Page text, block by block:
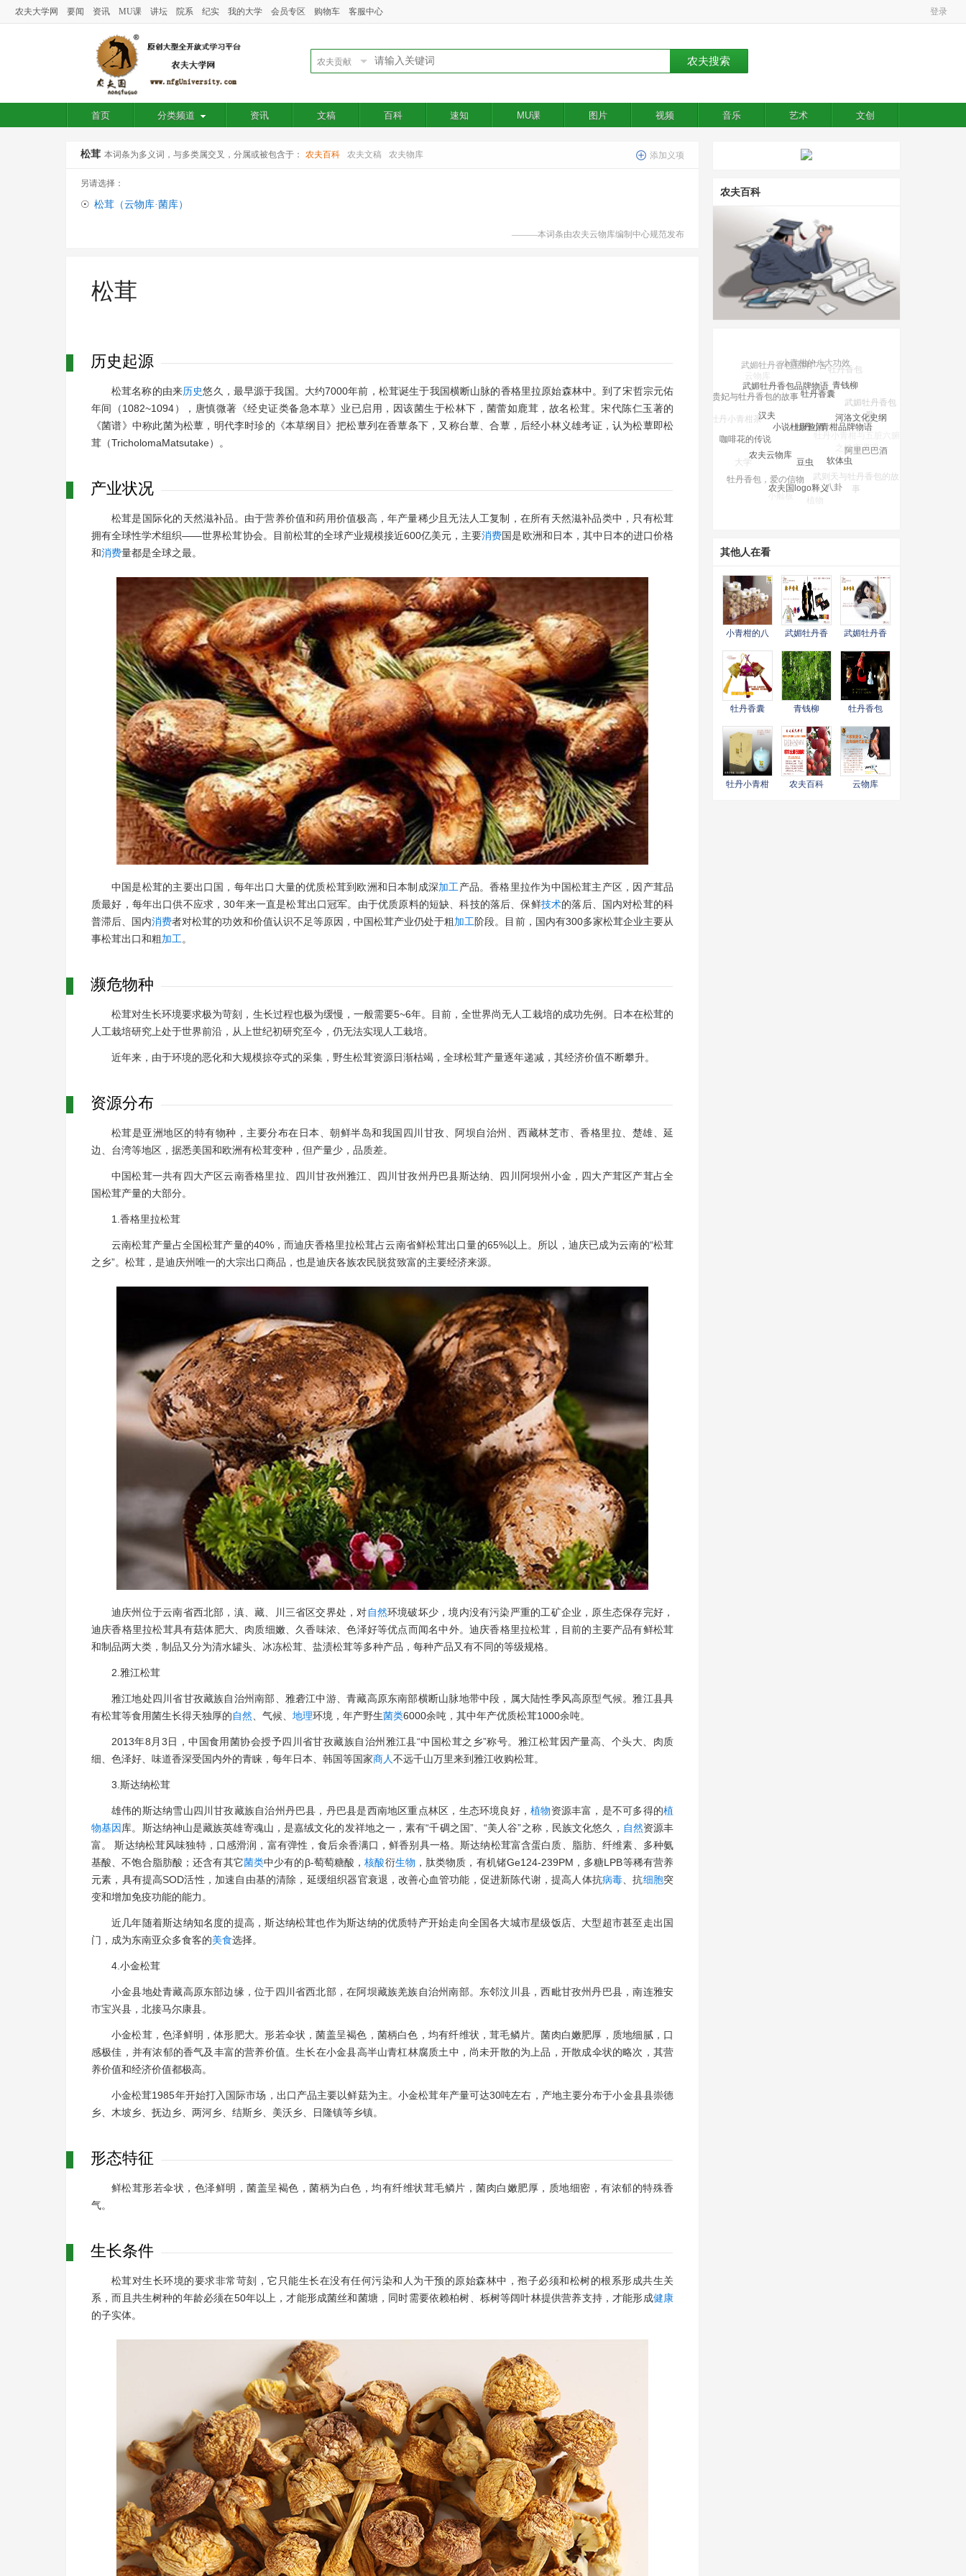
农夫大学网 要闻 资讯 MU课 讲坛 院系 纪实 我的大学 会员专区 购物车 客服中心 登录
首页 分类频道 资讯 文稿 百科 速知 MU课 图片 视频 音乐 艺术 文创
松茸 本词条为多义词，与多类属交叉，分属或被包含于： 农夫百科 农夫文稿 农夫物库 添加义项
另请选择：
☉ 松茸（云物库·菌库）
———本词条由农夫云物库编制中心规范发布
松茸
历史起源
松茸名称的由来历史悠久，最早源于我国。大约7000年前，松茸诞生于我国横断山脉的香格里拉原始森林中。到了宋哲宗元佑
年间（1082~1094），唐慎微著《经史证类备急本草》业已启用，因该菌生于松林下，菌蕾如鹿茸，故名松茸。宋代陈仁玉著的
《菌谱》中称此菌为松蕈，明代李时珍的《本草纲目》把松蕈列在香蕈条下，又称台蕈、合蕈，后经小林义雄考证，认为松蕈即松
茸（TricholomaMatsutake）。
产业状况
松茸是国际化的天然滋补品。由于营养价值和药用价值极高，年产量稀少且无法人工复制，在所有天然滋补品类中，只有松茸
拥有全球性学术组织——世界松茸协会。目前松茸的全球产业规模接近600亿美元，主要消费国是欧洲和日本，其中日本的进口价格
和消费量都是全球之最。
中国是松茸的主要出口国，每年出口大量的优质松茸到欧洲和日本制成深加工产品。香格里拉作为中国松茸主产区，因产茸品
质最好，每年出口供不应求，30年来一直是松茸出口冠军。由于优质原料的短缺、科技的落后、保鲜技术的落后、国内对松茸的科
普滞后、国内消费者对松茸的功效和价值认识不足等原因，中国松茸产业仍处于粗加工阶段。目前，国内有300多家松茸企业主要从
事松茸出口和粗加工。
濒危物种
松茸对生长环境要求极为苛刻，生长过程也极为缓慢，一般需要5~6年。目前，全世界尚无人工栽培的成功先例。日本在松茸的
人工栽培研究上处于世界前沿，从上世纪初研究至今，仍无法实现人工栽培。
近年来，由于环境的恶化和大规模掠夺式的采集，野生松茸资源日渐枯竭，全球松茸产量逐年递减，其经济价值不断攀升。
资源分布
松茸是亚洲地区的特有物种，主要分布在日本、朝鲜半岛和我国四川甘孜、阿坝自治州、西藏林芝市、香格里拉、楚雄、延
边、台湾等地区，据悉美国和欧洲有松茸变种，但产量少，品质差。
中国松茸一共有四大产区云南香格里拉、四川甘孜州雅江、四川甘孜州丹巴县斯达纳、四川阿坝州小金，四大产茸区产茸占全
国松茸产量的大部分。
1.香格里拉松茸
云南松茸产量占全国松茸产量的40%，而迪庆香格里拉松茸占云南省鲜松茸出口量的65%以上。所以，迪庆已成为云南的“松茸
之乡”。松茸，是迪庆州唯一的大宗出口商品，也是迪庆各族农民脱贫致富的主要经济来源。
迪庆州位于云南省西北部，滇、藏、川三省区交界处，对自然环境破坏少，境内没有污染严重的工矿企业，原生态保存完好，
迪庆香格里拉松茸具有菇体肥大、肉质细嫩、久香味浓、色泽好等优点而闻名中外。迪庆香格里拉松茸，目前的主要产品有鲜松茸
和制品两大类，制品又分为清水罐头、冰冻松茸、盐渍松茸等多种产品，每种产品又有不同的等级规格。
2.雅江松茸
雅江地处四川省甘孜藏族自治州南部、雅砻江中游、青藏高原东南部横断山脉地带中段，属大陆性季风高原型气候。雅江县具
有松茸等食用菌生长得天独厚的自然 、气候、 地理环境，年产野生菌类6000余吨，其中年产优质松茸1000余吨。
2013年8月3日，中国食用菌协会授予四川省甘孜藏族自治州雅江县“中国松茸之乡”称号。雅江松茸因产量高、个头大、肉质
细、色泽好、味道香深受国内外的青睐，每年日本、韩国等国家商人不远千山万里来到雅江收购松茸。
3.斯达纳松茸
雄伟的斯达纳雪山四川甘孜藏族自治州丹巴县，丹巴县是西南地区重点林区，生态环境良好，植物资源丰富，是不可多得的植
物基因 库。斯达纳神山是藏族英雄寄魂山，是嘉绒文化的发祥地之一，素有“千碉之国”、“美人谷”之称，民族文化悠久， 自然资源丰
富。 斯达纳松茸风味独特，口感滑润，富有弹性，食后余香满口，鲜香别具一格。斯达纳松茸富含蛋白质、脂肪、纤维素、多种氨
基酸、不饱合脂肪酸；还含有其它菌类中少有的β-萄萄糖酸，核酸衍生物 ，肽类物质，有机锗Ge124-239PM，多糖LPB等稀有营养
元素，具有提高SOD活性，加速自由基的清除，延缓组织器官衰退，改善心血管功能，促进新陈代谢，提高人体抗病毒 、抗细胞突
变和增加免疫功能的能力。
近几年随着斯达纳知名度的提高，斯达纳松茸也作为斯达纳的优质特产开始走向全国各大城市星级饭店、大型超市甚至走出国
门，成为东南亚众多食客的美食选择。
4.小金松茸
小金县地处青藏高原东部边缘，位于四川省西北部，在阿坝藏族羌族自治州南部。东邻汶川县，西毗甘孜州丹巴县，南连雅安
市宝兴县，北接马尔康县。
小金松茸，色泽鲜明，体形肥大。形若伞状，菌盖呈褐色，菌柄白色，均有纤维状，茸毛鳞片。菌肉白嫩肥厚，质地细腻，口
感极佳，并有浓郁的香气及丰富的营养价值。生长在小金县高半山青杠林腐质土中，尚未开散的为上品，开散成伞状的略次，其营
养价值和经济价值都极高。
小金松茸1985年开始打入国际市场，出口产品主要以鲜菇为主。小金松茸年产量可达30吨左右，产地主要分布于小金县县崇德
乡、木坡乡、抚边乡、两河乡、结斯乡、美沃乡、日隆镇等乡镇。
形态特征
鲜松茸形若伞状，色泽鲜明，菌盖呈褐色，菌柄为白色，均有纤维状茸毛鳞片，菌肉白嫩肥厚，质地细密，有浓郁的特殊香
气。
生长条件
松茸对生长环境的要求非常苛刻，它只能生长在没有任何污染和人为干预的原始森林中，孢子必须和松树的根系形成共生关
系，而且共生树种的年龄必须在50年以上，才能形成菌丝和菌塘，同时需要依赖柏树、栎树等阔叶林提供营养支持，才能形成健康
的子实体。
农夫百科
武媚牡丹香包品牌物语
牡丹香囊青钱柳
杨贵妃与牡丹香包的故事
汉夫小说杜康造酒
牡丹小青柑品牌物语
河洛文化史纲
武媚牡丹香包
歌
牡丹小青柑茶
咖啡花的传说农夫云物库 豆虫 软体虫阿里巴巴酒
牡丹小青柑与五脏六腑
之健康调理
大学
牡丹香包，爱の信物
农夫国logo释义八卦
武则天与牡丹香包的故
事
食物
小舢板 植物
蔬菜
其他人在看
小青柑的八
武媚牡丹香
武媚牡丹香
牡丹香囊 青钱柳 牡丹香包
牡丹小青柑 农夫百科 云物库